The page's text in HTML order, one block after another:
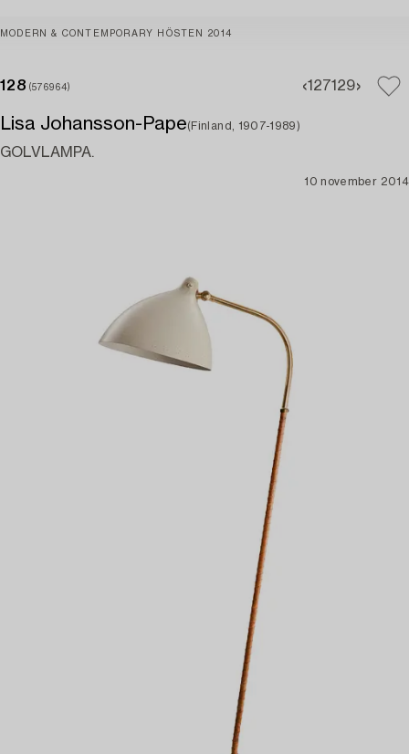
MODERN & CONTEMPORARY HÖSTEN 2014
128 (576964) 127129
Lisa Johansson-Pape(Finland, 1907-1989)
GOLVLAMPA.
10 november 2014